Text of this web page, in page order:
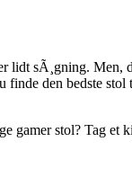
lidt sÃ¸gning.
den bedste
gamer stol? Tag et